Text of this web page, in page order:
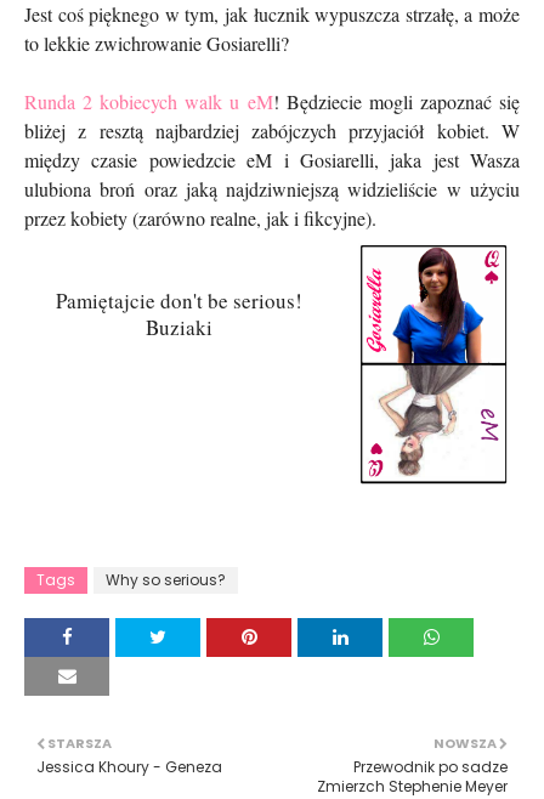
Jest coś pięknego w tym, jak łucznik wypuszcza strzałę, a może
to lekkie zwichrowanie Gosiarelli?
Runda 2 kobiecych walk u eM! Będziecie mogli zapoznać się
bliżej z resztą najbardziej zabójczych przyjaciół kobiet. W
między czasie powiedzcie eM i Gosiarelli, jaka jest Wasza
ulubiona broń oraz jaką najdziwniejszą widzieliście w użyciu
przez kobiety (zarówno realne, jak i fikcyjne).
Pamiętajcie don't be serious!
Buziaki
Tags Why so serious?
NOWSZA
Przewodnik po sadze
Zmierzch Stephenie Meyer
STARSZA
Jessica Khoury - Geneza